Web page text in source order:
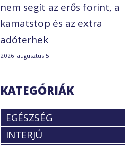
nem segít az erős forint, a
kamatstop és az extra
adóterhek
2026. augusztus 5.
KATEGÓRIÁK
EGÉSZSÉG
INTERJÚ